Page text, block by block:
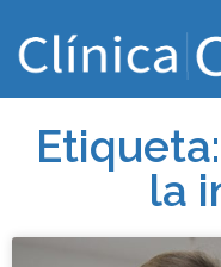
la